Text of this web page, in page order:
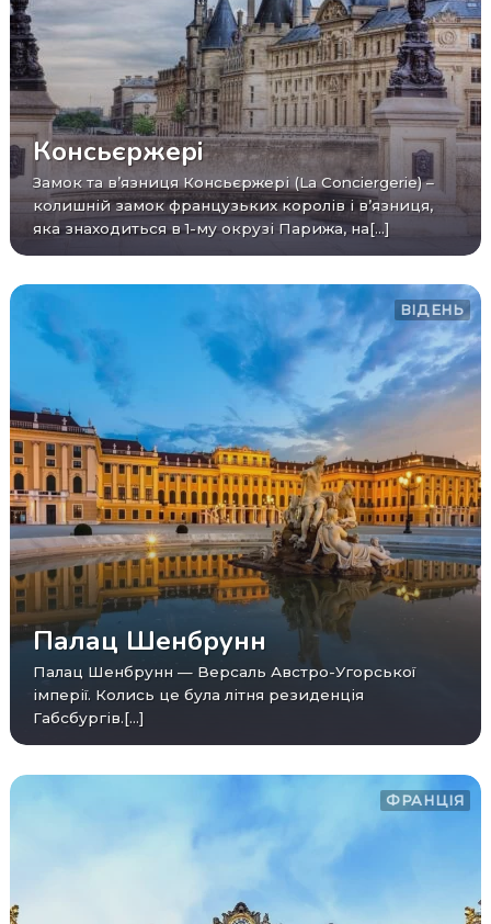
Консьєржері
Замок та в’язниця Консьєржері (La Conciergerie) –
колишній замок французьких королів і в’язниця,
яка знаходиться в 1-му окрузі Парижа, на[...]
ВІДЕНЬ
Палац Шенбрунн
Палац Шенбрунн — Версаль Австро-Угорської
імперії. Колись це була літня резиденція
Габсбургів.[...]
ФРАНЦІЯ